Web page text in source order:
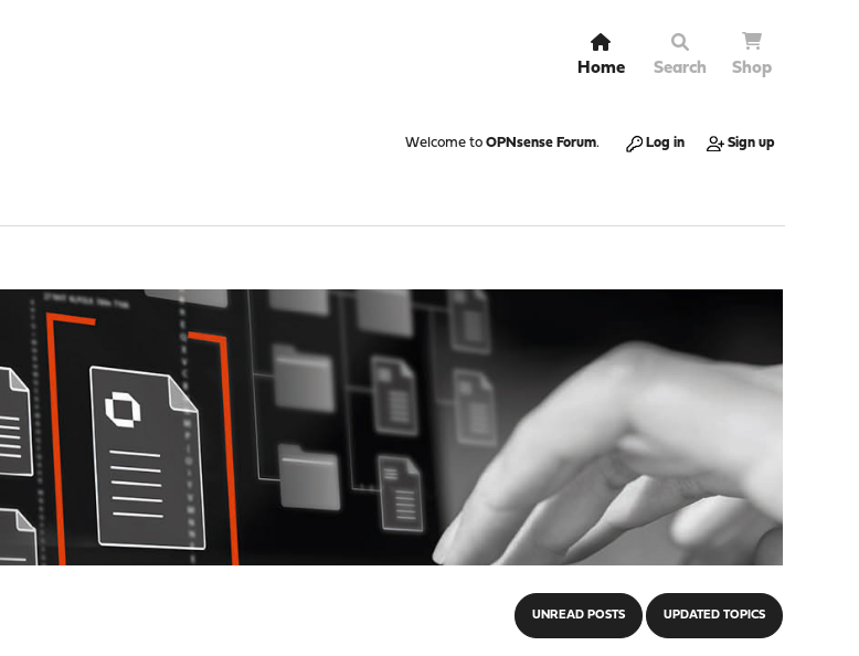
Home Search Shop
Welcome to OPNsense Forum. Log in Sign up
UNREAD POSTS UPDATED TOPICS